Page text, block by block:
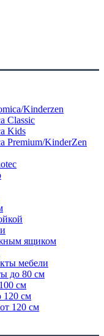
Kinderzen
Classic
Kids
Premium/KinderZen
ящиком
мебели
до 80 см
см
120 см
120 см